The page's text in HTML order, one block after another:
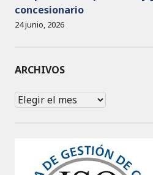
concesionario
24 junio, 2026
ARCHIVOS
Archivos